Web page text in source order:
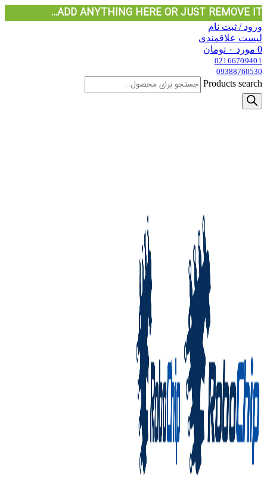
ADD ANYTHING HERE OR JUST REMOVE IT…
ورود / ثبت نام
لیست علاقمندی
0 مورد ۰ تومان
02166709401
09388760530
Products search